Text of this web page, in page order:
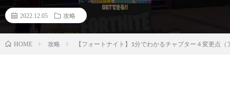
2022.12.05 攻略
HOME 攻略 【フォートナイト】1分でわかるチャプター４変更点